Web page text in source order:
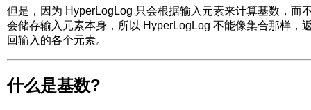
但是，因为 HyperLogLog 只会根据输入元素来计算基数，而
会储存输入元素本身，所以 HyperLogLog 不能像集合那样，
回输入的各个元素。
什么是基数?